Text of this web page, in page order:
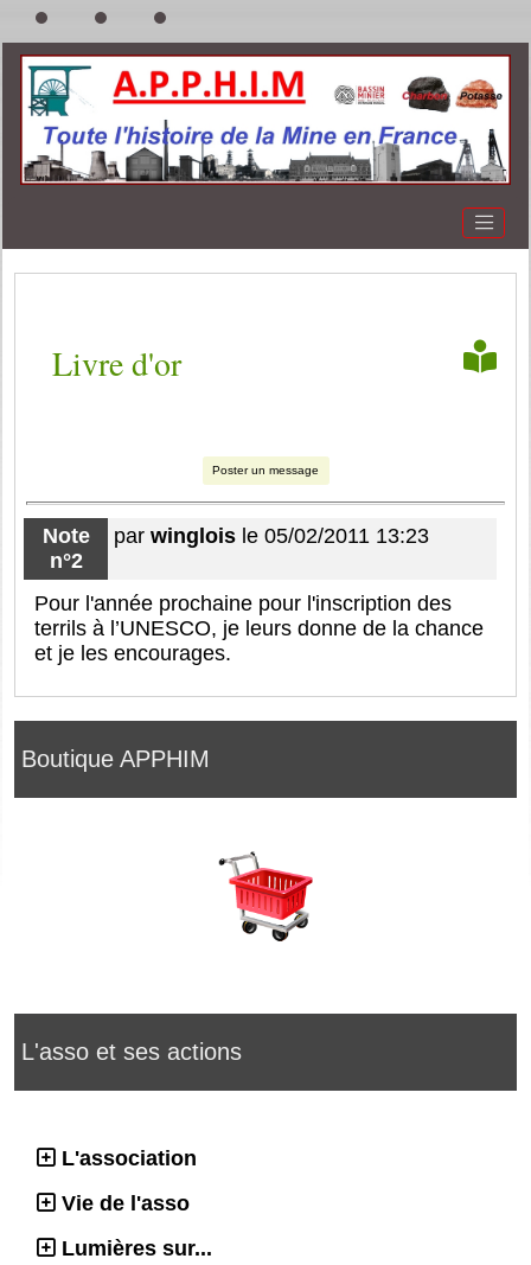
Boutique APPHIM
L'asso et ses actions
L'association
Vie de l'asso
Lumières sur...
Livre d'or
Poster un message
Note
n°2
parwinglois le 05/02/2011 13:23
Pour l'année prochaine pour l'inscription des
terrils à l’UNESCO, je leurs donne de la chance
et je les encourages.